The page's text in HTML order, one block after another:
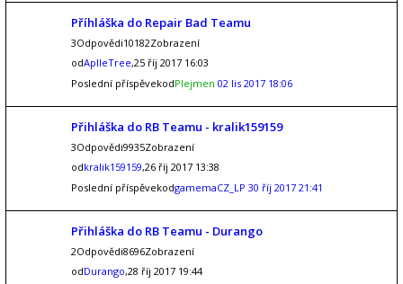
Příhláška do Repair Bad Teamu
3Odpovědi10182Zobrazení
odAplleTree,25 říj 2017 16:03
Poslední příspěvekodPlejmen 02 lis 2017 18:06
Přihláška do RB Teamu - kralik159159
3Odpovědi9935Zobrazení
odkralik159159,26 říj 2017 13:38
Poslední příspěvekodgamemaCZ_LP 30 říj 2017 21:41
Přihláška do RB Teamu - Durango
2Odpovědi8696Zobrazení
odDurango,28 říj 2017 19:44